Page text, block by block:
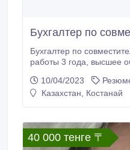
Бухгалтер по
Бухгалтер по совместительству, 23
работы 3 года, высшее образование, ведение всей
отчетности. Свободное
ответственно подхожу к
10/04/2023
Казахстан, Костанай
40 000 тенге 〒